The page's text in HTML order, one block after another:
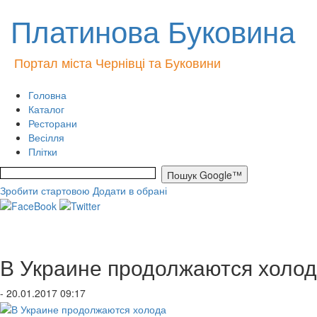
Платинова Буковина
Портал міста Чернівці та Буковини
Головна
Каталог
Ресторани
Весілля
Плітки
Зробити стартовою Додати в обрані
В Украине продолжаются
- 20.01.2017 09:17